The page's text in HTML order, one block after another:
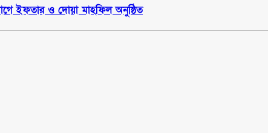
ইফতার ও দোয়া মাহফিল অনুষ্ঠিত